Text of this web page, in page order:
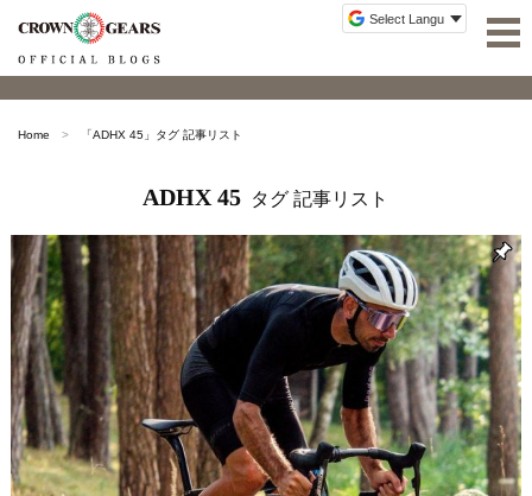
Home 「ADHX 45 」タグ 記事リスト
ADHX 45 タグ 記事リスト